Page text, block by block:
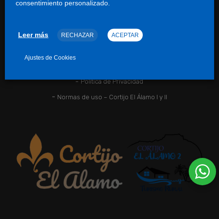
España
Política de Privacidad
Normas de uso – Cortijo El Álamo I y II
consentimiento personalizado.
Leer más RECHAZAR ACEPTAR
Ajustes de Cookies